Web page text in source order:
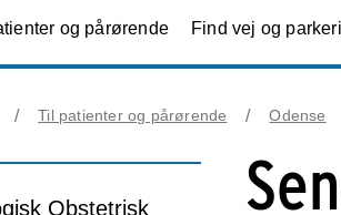
og pårørende Find vej og
Til patienter og pårørende Odense
Obstetrisk